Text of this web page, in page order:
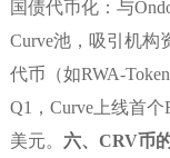
国债代币化：与
Curve池，吸引机构
代币（如RWA-
Q1，Curve上线首
美元。 六、CRV币